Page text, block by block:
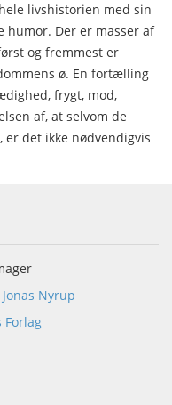
livshistorien med sin
humor. Der er masser af
og fremmest er
ø. En fortælling
frygt, mod,
af, at selvom de
er det ikke nødvendigvis
Nyrup
Forlag